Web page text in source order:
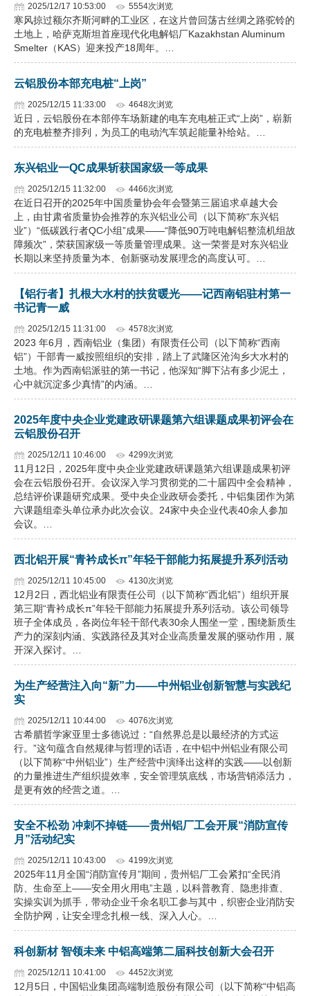
2025/12/17 10:53:00 5554次浏览
寒风掠过额尔齐斯河畔的工业区，在这片曾回荡古丝绸之路驼铃的
土地上，哈萨克斯坦首座现代化电解铝厂Kazakhstan Aluminum
Smelter（KAS）迎来投产18周年。…
云铝股份本部充电桩“上岗”
2025/12/15 11:33:00 4648次浏览
近日，云铝股份在本部停车场新建的电车充电桩正式“上岗”，崭新
的充电桩整齐排列，为员工的电动汽车筑起能量补给站。…
东兴铝业一QC成果斩获国家级一等成果
2025/12/15 11:32:00 4466次浏览
在近日召开的2025年中国质量协会年会暨第三届追求卓越大会
上，由甘肃省质量协会推荐的东兴铝业公司（以下简称“东兴铝
业”）“低碳践行者QC小组”成果——“降低90万吨电解铝整流机组故
障频次”，荣获国家级一等质量管理成果。这一荣誉是对东兴铝业
长期以来坚持质量为本、创新驱动发展理念的高度认可。…
【铝行者】扎根大水村的扶贫暖光——记西南铝驻村第一
书记青一威
2025/12/15 11:31:00 4578次浏览
2023 年6月，西南铝业（集团）有限责任公司（以下简称“西南
铝”）干部青一威按照组织的安排，踏上了武隆区沧沟乡大水村的
土地。作为西南铝派驻的第一书记，他深知“脚下沾有多少泥土，
心中就沉淀多少真情”的内涵。…
2025年度中央企业党建政研课题第六组课题成果初评会在
云铝股份召开
2025/12/11 10:46:00 4299次浏览
11月12日，2025年度中央企业党建政研课题第六组课题成果初评
会在云铝股份召开。会议深入学习贯彻党的二十届四中全会精神，
总结评价课题研究成果。受中央企业政研会委托，中铝集团作为第
六课题组牵头单位承办此次会议。24家中央企业代表40余人参加
会议。…
西北铝开展“青衿成长π”年轻干部能力拓展提升系列活动
2025/12/11 10:45:00 4130次浏览
12月2日，西北铝业有限责任公司（以下简称“西北铝”）组织开展
第三期“青衿成长π”年轻干部能力拓展提升系列活动。该公司领导
班子全体成员，各岗位年轻干部代表30余人围坐一堂，围绕新质生
产力的深刻内涵、实践路径及其对企业高质量发展的驱动作用，展
开深入探讨。…
为生产经营注入向“新”力——中州铝业创新智慧与实践纪
实
2025/12/11 10:44:00 4076次浏览
古希腊哲学家亚里士多德说过：“自然界总是以最经济的方式运
行。”这句蕴含自然规律与哲理的话语，在中铝中州铝业有限公司
（以下简称“中州铝业”）生产经营中演绎出这样的实践——以创新
的力量推进生产组织提效率，安全管理筑底线，市场营销添活力，
是更有效的经营之道。…
安全不松劲 冲刺不掉链——贵州铝厂工会开展“消防宣传
月”活动纪实
2025/12/11 10:43:00 4199次浏览
2025年11月全国“消防宣传月”期间，贵州铝厂工会紧扣“全民消
防、生命至上——安全用火用电”主题，以科普教育、隐患排查、
实操实训为抓手，带动企业千余名职工参与其中，织密企业消防安
全防护网，让安全理念扎根一线、深入人心。…
科创新材 智领未来 中铝高端第二届科技创新大会召开
2025/12/11 10:41:00 4452次浏览
12月5日，中国铝业集团高端制造股份有限公司（以下简称“中铝高